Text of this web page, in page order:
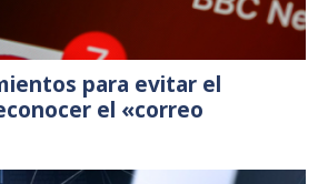
para evitar el
el «correo